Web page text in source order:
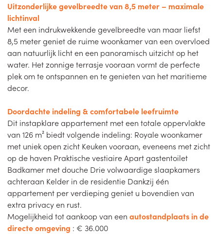
Uitzonderlijke gevelbreedte van 8,5 meter – maximale
lichtinval
Met een indrukwekkende gevelbreedte van maar liefst
8,5 meter geniet de ruime woonkamer van een overvloed
aan natuurlijk licht en een panoramisch uitzicht op het
water. Het zonnige terrasje vooraan vormt de perfecte
plek om te ontspannen en te genieten van het maritieme
decor.
Doordachte indeling & comfortabele leefruimte
Dit instapklare appartement met een totale oppervlakte
van 126 m² biedt volgende indeling: Royale woonkamer
met uniek open zicht Keuken vooraan, eveneens met zicht
op de haven Praktische vestiaire Apart gastentoilet
Badkamer met douche Drie volwaardige slaapkamers
achteraan Kelder in de residentie Dankzij één
appartement per verdieping geniet u bovendien van
extra privacy en rust.
Mogelijkheid tot aankoop van een autostandplaats in de
directe omgeving : € 36.000